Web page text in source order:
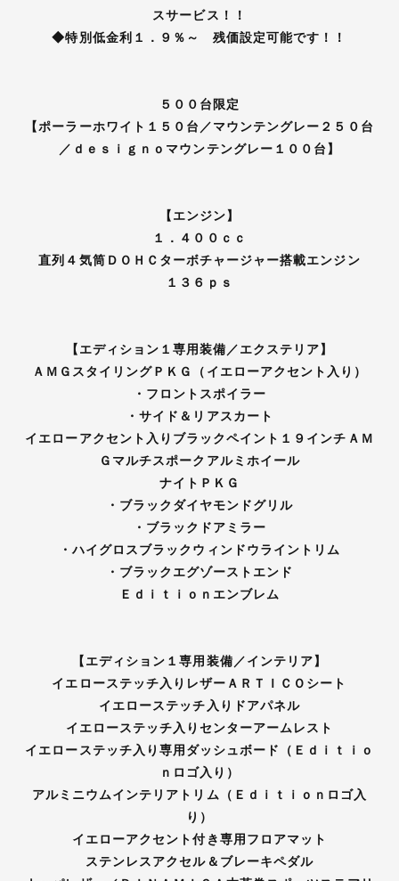
スサービス！！
◆特別低金利１．９％～ 残価設定可能です！！
５００台限定
【ポーラーホワイト１５０台／マウンテングレー２５０台
／ｄｅｓｉｇｎｏマウンテングレー１００台】
【エンジン】
１．４００ｃｃ
直列４気筒ＤＯＨＣターボチャージャー搭載エンジン
１３６ｐｓ
【エディション１専用装備／エクステリア】
ＡＭＧスタイリングＰＫＧ（イエローアクセント入り）
・フロントスポイラー
・サイド＆リアスカート
イエローアクセント入りブラックペイント１９インチＡＭ
Ｇマルチスポークアルミホイール
ナイトＰＫＧ
・ブラックダイヤモンドグリル
・ブラックドアミラー
・ハイグロスブラックウィンドウライントリム
・ブラックエグゾーストエンド
Ｅｄｉｔｉｏｎエンブレム
【エディション１専用装備／インテリア】
イエローステッチ入りレザーＡＲＴＩＣＯシート
イエローステッチ入りドアパネル
イエローステッチ入りセンターアームレスト
イエローステッチ入り専用ダッシュボード（Ｅｄｉｔｉｏ
ｎロゴ入り）
アルミニウムインテリアトリム（Ｅｄｉｔｉｏｎロゴ入
り）
イエローアクセント付き専用フロアマット
ステンレスアクセル＆ブレーキペダル